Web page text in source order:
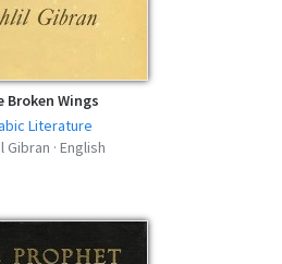
Broken Wings
Literature
Gibran · English